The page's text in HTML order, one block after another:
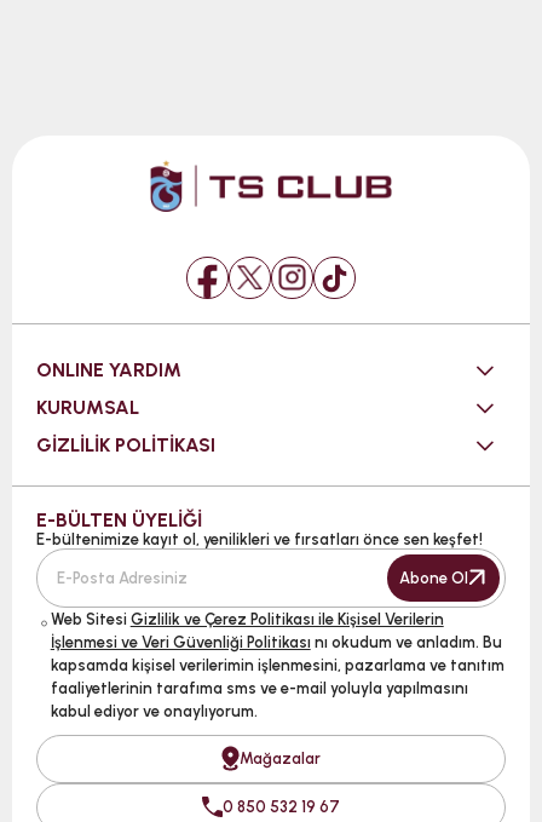
ONLINE YARDIM
KURUMSAL
GİZLİLİK POLİTİKASI
E-BÜLTEN ÜYELİĞİ
E-bültenimize kayıt ol, yenilikleri ve fırsatları önce sen keşfet!
Abone Ol
Web Sitesi Gizlilik ve Çerez Politikası ile Kişisel Verilerin
İşlenmesi ve Veri Güvenliği Politikası nı okudum ve anladım. Bu
kapsamda kişisel verilerimin işlenmesini, pazarlama ve tanıtım
faaliyetlerinin tarafıma sms ve e-mail yoluyla yapılmasını
kabul ediyor ve onaylıyorum.
Mağazalar
0 850 532 19 67